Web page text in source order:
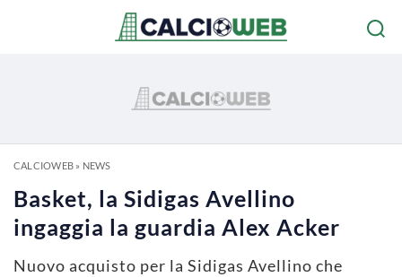
CALCIOWEB» NEWS
Basket, la Sidigas Avellino
ingaggia la guardia Alex Acker
Nuovo acquisto per la Sidigas Avellino che